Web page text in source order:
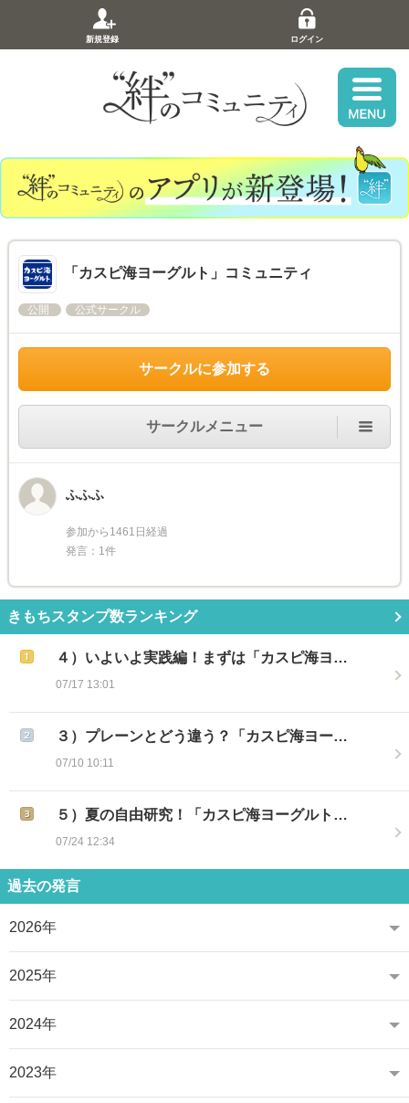
新規登録 ログイン
「カスピ海ヨーグルト」コミュニティ
公開 公式サークル
サークルに参加する
サークルメニュー
ふふふ
参加から1461日経過
発言：1件
きもちスタンプ数ランキング
４）いよいよ実践編！まずは「カスピ海ヨ…
07/17 13:01
３）プレーンとどう違う？「カスピ海ヨー…
07/10 10:11
５）夏の自由研究！「カスピ海ヨーグルト…
07/24 12:34
過去の発言
2026年
2025年
2024年
2023年